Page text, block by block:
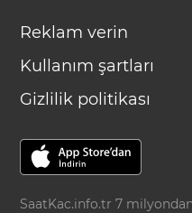
Reklam verin
Kullanım şartları
Gizlilik politikası
SaatKac.info.tr 7